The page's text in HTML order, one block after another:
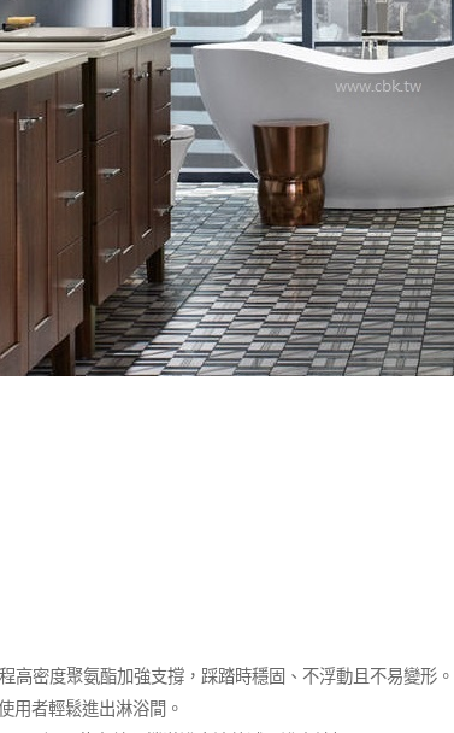
密度聚氨酯加強支撐，踩踏時穩固、不浮動且不易變形。
用者輕鬆進出淋浴間。